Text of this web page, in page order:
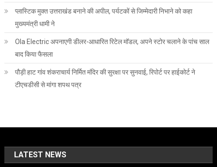
प्लास्टिक मुक्त उत्तराखंड बनाने की अपील, पर्यटकों से जिम्मेदारी निभाने को कहा
मुख्यमंत्री धामी ने
Ola Electric अपनाएगी डीलर-आधारित रिटेल मॉडल, अपने स्टोर चलाने के पांच साल
बाद किया फैसला
पौड़ी हाट गांव शंकराचार्य निर्मित मंदिर की सुरक्षा पर सुनवाई, रिपोर्ट पर हाईकोर्ट ने
टीएचडीसी से मांगा शपथ पत्र
LATEST NEWS